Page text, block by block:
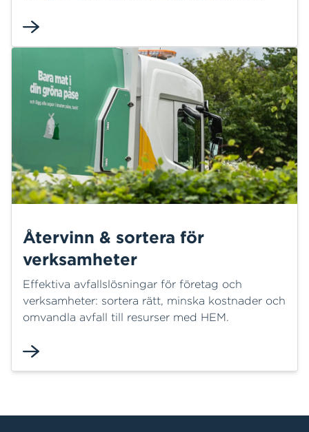
kloka elavtal och solceller på taket till
Återvinn & sortera för
verksamheter
Effektiva avfallslösningar för företag och
verksamheter: sortera rätt, minska kostnader och
omvandla avfall till resurser med HEM.